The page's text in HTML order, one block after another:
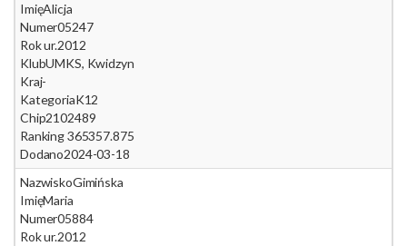
ImięAlicja
Numer05247
Rok ur.2012
KlubUMKS, Kwidzyn
Kraj-
KategoriaK12
Chip2102489
Ranking 365357.875
Dodano2024-03-18
NazwiskoGimińska
ImięMaria
Numer05884
Rok ur.2012